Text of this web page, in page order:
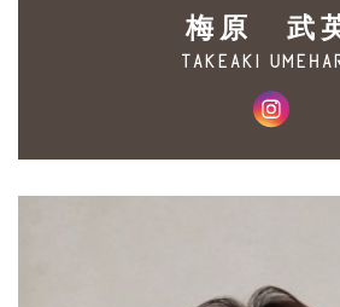
梅原 武
takeaki